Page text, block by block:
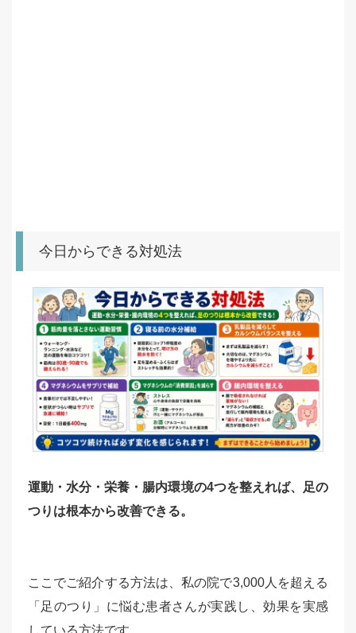
今日からできる対処法
運動・水分・栄養・腸内環境の4つを整えれば、足の
つりは根本から改善できる。
ここでご紹介する方法は、私の院で3,000人を超える
「足のつり」に悩む患者さんが実践し、効果を実感
している方法です。